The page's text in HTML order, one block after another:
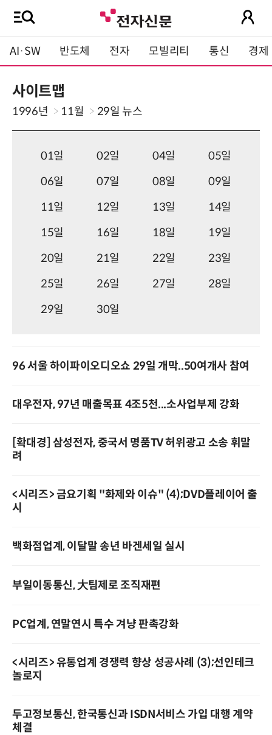
AI·SW 반도체 전자 모빌리티 통신 경제
사이트맵
1996년 11월 29일 뉴스
01일 02일 04일
05일
06일
07일 08일
09일
11일
12일 13일
14일
15일
16일 18일
19일
20일
21일 22일
23일
25일
26일 27일
28일
29일
30일
96 서울 하이파이오디오쇼 29일 개막..50여개사 참여
대우전자, 97년 매출목표 4조5천...소사업부제 강화
[확대경] 삼성전자, 중국서 명품TV 허위광고 소송 휘말
려
<시리즈> 금요기획 "화제와 이슈" (4);DVD플레이어 출
시
백화점업계, 이달말 송년 바겐세일 실시
부일이동통신, 大팀제로 조직재편
PC업계, 연말연시 특수 겨냥 판촉강화
<시리즈> 유통업계 경쟁력 향상 성공사례 (3);선인테크
놀로지
두고정보통신, 한국통신과 ISDN서비스 가입 대행 계약
체결